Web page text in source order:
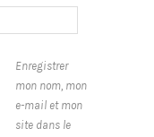
Enregistrer
mon nom, mon
e-mail et mon
site dans le